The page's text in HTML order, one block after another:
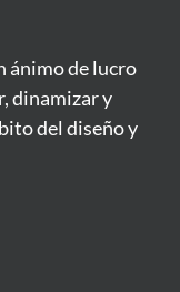
ánimo de lucro
dinamizar y
del diseño y